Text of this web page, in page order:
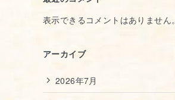
表示できるコメントはありません。
アーカイブ
2026年7月